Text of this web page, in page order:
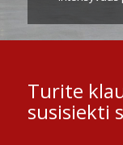
Turite
susisiekti